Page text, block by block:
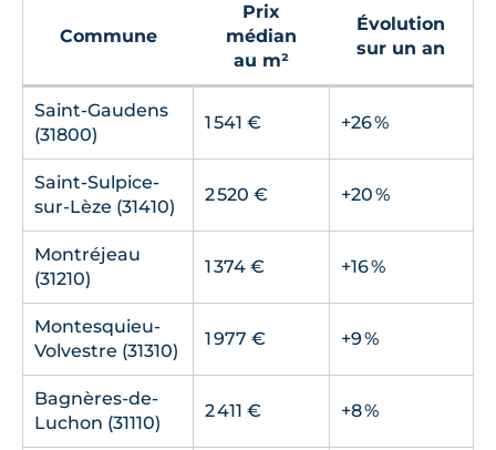
Commune
Prix
médian
au m²
Évolution
sur un an
Saint-Gaudens
(31800)
1 541 € +26 %
Saint-Sulpice-
sur-Lèze (31410)
2 520 € +20 %
Montréjeau
(31210)
1 374 € +16 %
Montesquieu-
Volvestre (31310)
1 977 € +9 %
Bagnères-de-
Luchon (31110)
2 411 € +8 %